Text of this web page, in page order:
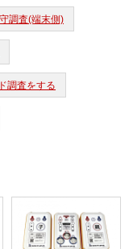
調査(端末側)
調査をする